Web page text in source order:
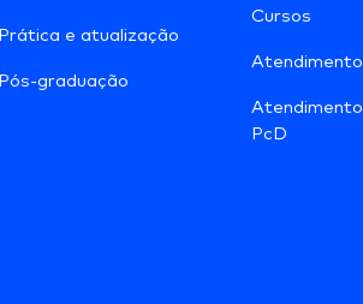
Prática e atualização
Pós-graduação
Cursos
Atendimento
Atendimento
PcD